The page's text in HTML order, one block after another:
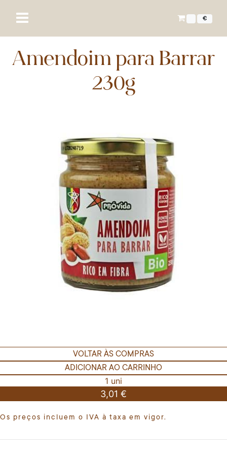
€
Amendoim para Barrar
230g
VOLTAR ÀS COMPRAS
ADICIONAR AO CARRINHO
1 uni
3,01 €
Os preços incluem o IVA à taxa em vigor.